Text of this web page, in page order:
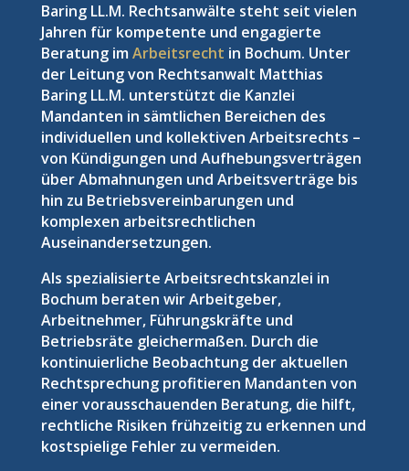
Baring LL.M. Rechtsanwälte steht seit vielen
Jahren für kompetente und engagierte
Beratung imArbeitsrecht in Bochum. Unter
der Leitung von Rechtsanwalt Matthias
Baring LL.M. unterstützt die Kanzlei
Mandanten in sämtlichen Bereichen des
individuellen und kollektiven Arbeitsrechts –
von Kündigungen und Aufhebungsverträgen
über Abmahnungen und Arbeitsverträge bis
hin zu Betriebsvereinbarungen und
komplexen arbeitsrechtlichen
Auseinandersetzungen.
Als spezialisierte Arbeitsrechtskanzlei in
Bochum beraten wir Arbeitgeber,
Arbeitnehmer, Führungskräfte und
Betriebsräte gleichermaßen. Durch die
kontinuierliche Beobachtung der aktuellen
Rechtsprechung profitieren Mandanten von
einer vorausschauenden Beratung, die hilft,
rechtliche Risiken frühzeitig zu erkennen und
kostspielige Fehler zu vermeiden.